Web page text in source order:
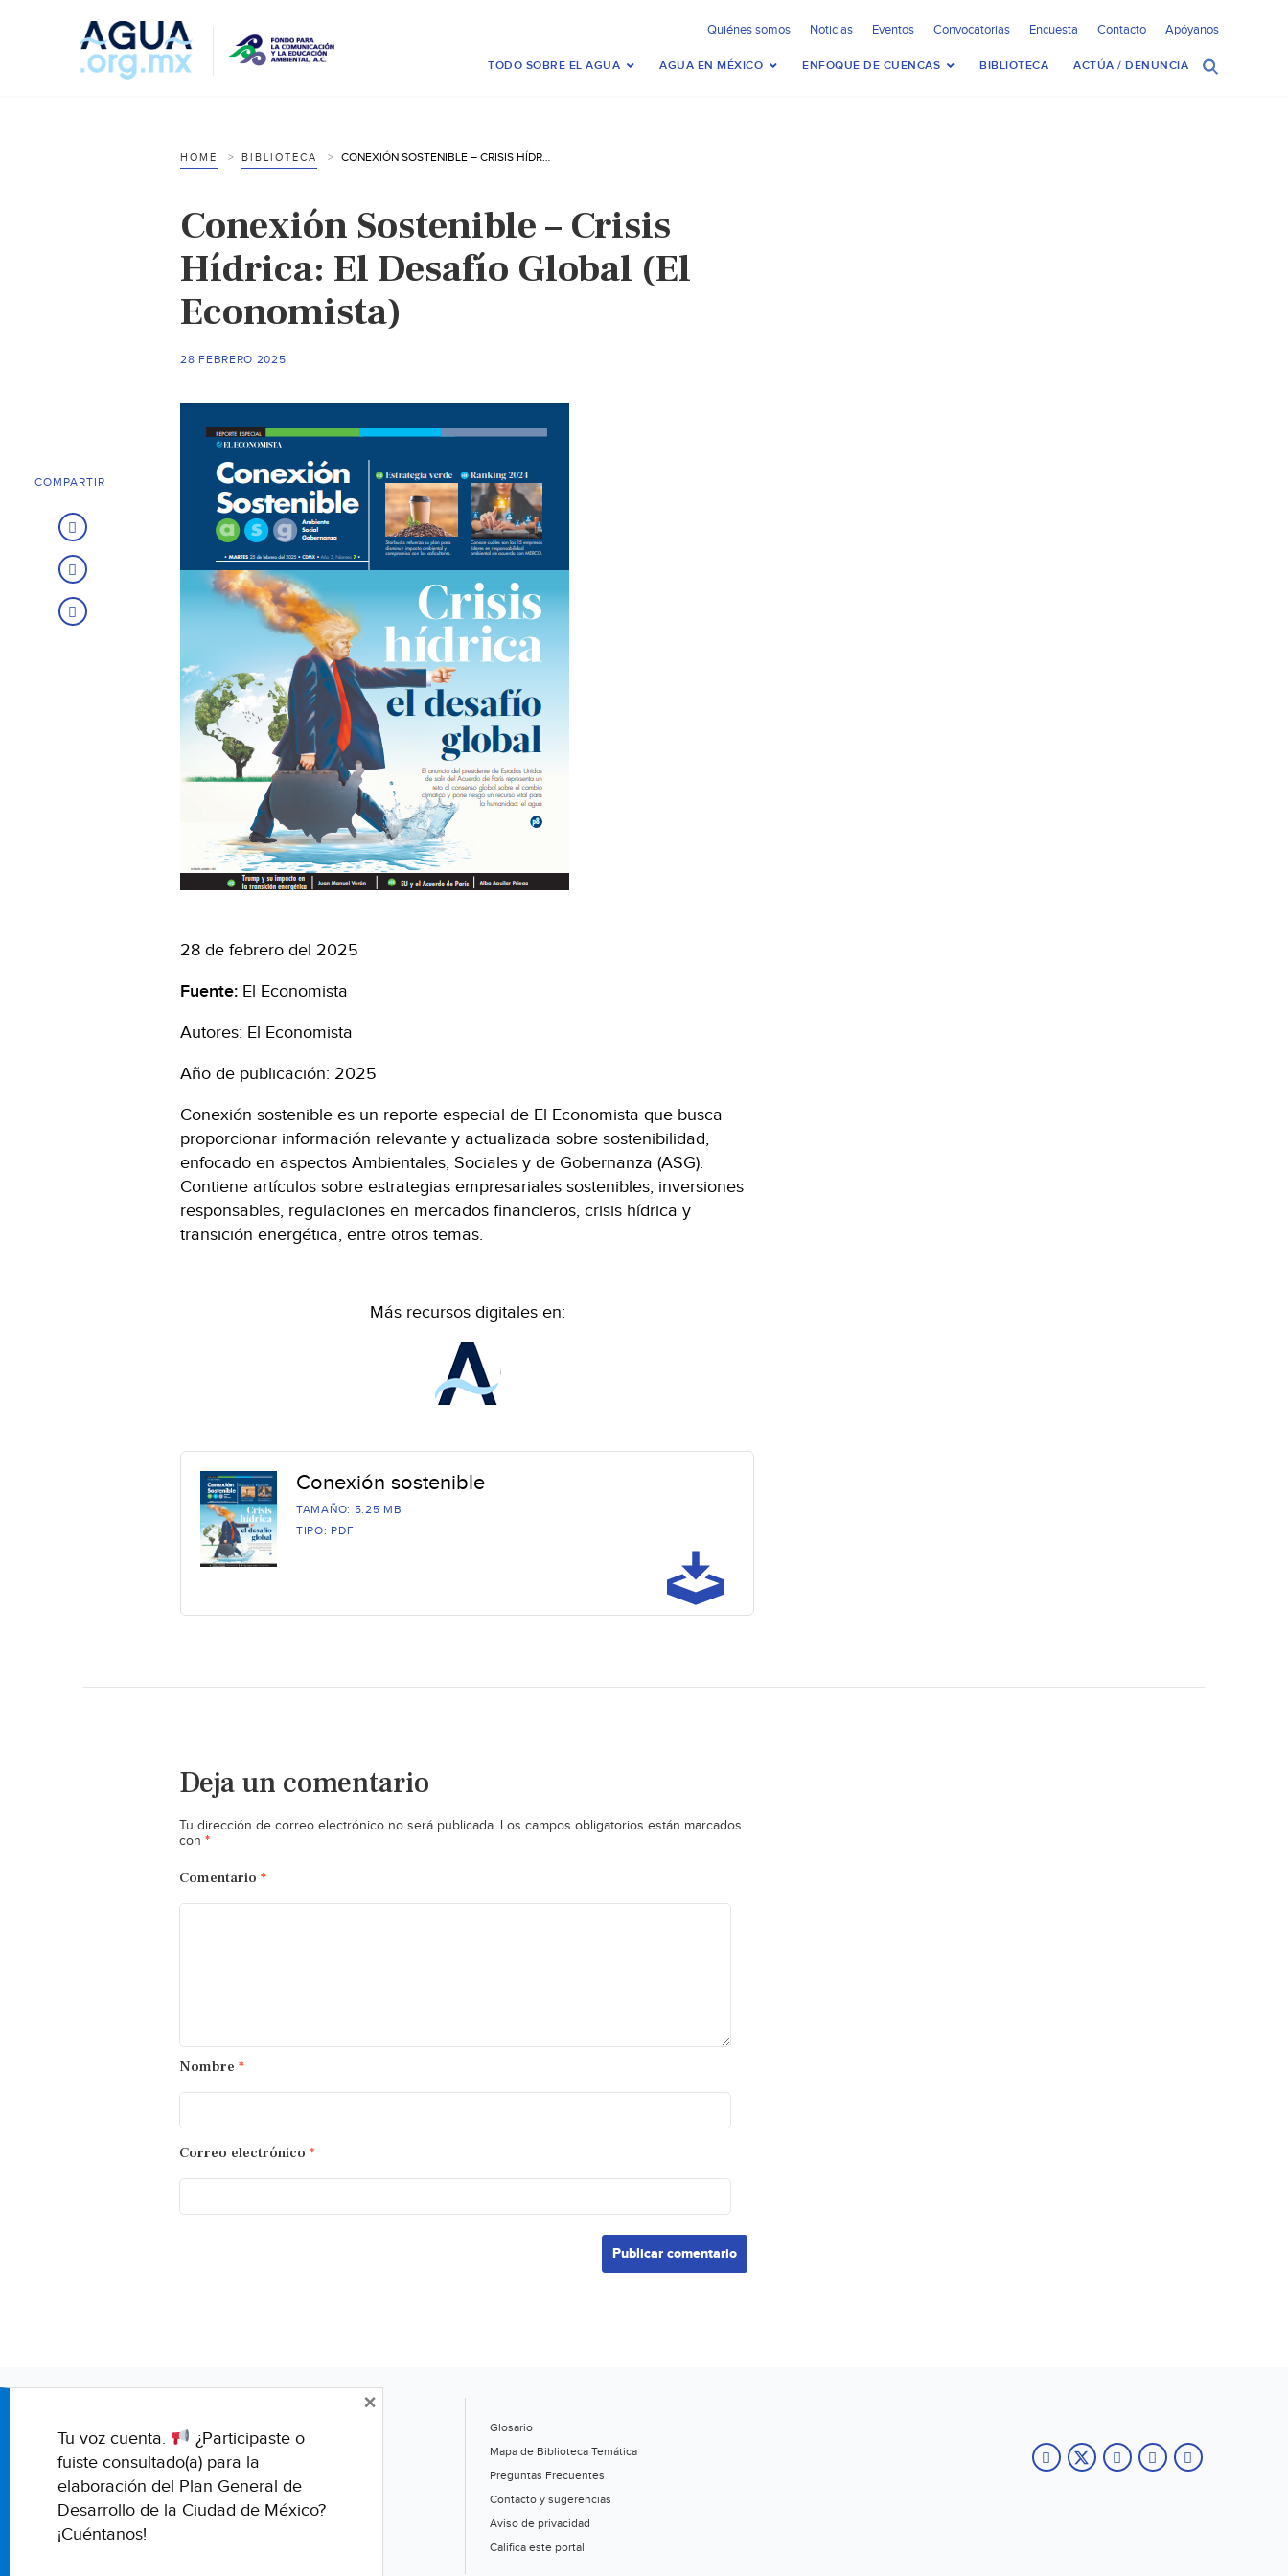
Quiénes somos Noticias Eventos Convocatorias Encuesta Contacto Apóyanos
TODO SOBRE EL AGUA AGUA EN MÉXICO ENFOQUE DE CUENCAS BIBLIOTECA ACTÚA / DENUNCIA
HOME BIBLIOTECA CONEXIÓN SOSTENIBLE – CRISIS HÍDRICA: EL DESAFÍO GLOBAL (EL ECONOMISTA)
Conexión Sostenible – Crisis
Hídrica: El Desafío Global (El
Economista)
28 FEBRERO 2025
28 de febrero del 2025
Fuente: El Economista
Autores: El Economista
Año de publicación: 2025
Conexión sostenible es un reporte especial de El Economista que busca
proporcionar información relevante y actualizada sobre sostenibilidad,
enfocado en aspectos Ambientales, Sociales y de Gobernanza (ASG).
Contiene artículos sobre estrategias empresariales sostenibles, inversiones
responsables, regulaciones en mercados financieros, crisis hídrica y
transición energética, entre otros temas.
Más recursos digitales en:
Conexión sostenible
TAMAÑO: 5.25 MB
TIPO: PDF
COMPARTIR
Deja un comentario
Tu dirección de correo electrónico no será publicada. Los campos obligatorios están marcados
con *
Comentario *
Nombre *
Correo electrónico *
Glosario
Mapa de Biblioteca Temática
Preguntas Frecuentes
Contacto y sugerencias
Aviso de privacidad
Califica este portal
Tu voz cuenta.
¿Participaste o
fuiste consultado(a) para la
elaboración del Plan General de
Desarrollo de la Ciudad de México?
¡Cuéntanos!
×